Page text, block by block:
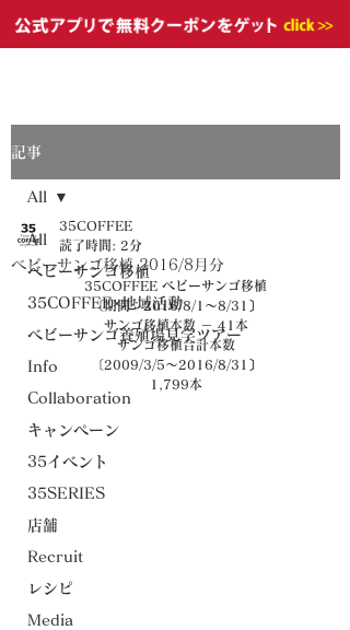
記事
All
ベビーサンゴ移植
35COFFEE×地域活動
ベビーサンゴ養殖場見学ツアー
Info
Collaboration
キャンペーン
35イベント
35SERIES
店舗
Recruit
レシピ
Media
All
ベビーサンゴ移植 2016/8月分
35COFFEE
読了時間: 2分
35COFFEE ベビーサンゴ移植
〔期間：2016/8/1～8/31〕
サンゴ移植本数 － 41本
サンゴ移植合計本数
〔2009/3/5～2016/8/31〕
1,799本